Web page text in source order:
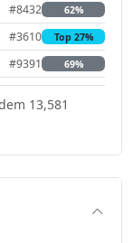
#8432 62%
#3610 Top 27%
#9391 69%
13,581